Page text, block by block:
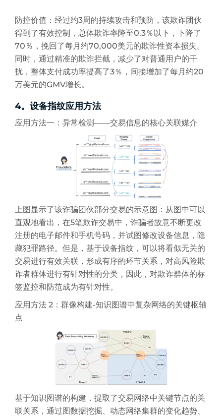
防控价值：经过约3周的持续攻击和预防，该欺诈团伙
得到了有效控制，总体欺诈率降至0.3％以下，下降了
70％，挽回了每月约70,000美元的欺诈性资本损失。
同时，通过精准的欺诈拦截，减少了对普通用户的干
扰，整体支付成功率提高了3％，间接增加了每月约20
万美元的GMV增长。
4。设备指纹应用方法
应用方法一：异常检测——交易信息的核心关联媒介
上图显示了该诈骗团伙部分交易的示意图：从图中可以
直观地看出，在5笔欺诈交易中，诈骗者故意不断更改
注册的电子邮件和手机号码，并试图修改设备信息，隐
藏犯罪路径。但是，基于设备指纹，可以将看似无关的
交易进行有效关联，形成有序的环节关系，对高风险欺
诈者群体进行有针对性的分类，因此，对欺诈群体的标
签监控和防范成为有针对性。
应用方法 2：群像构建-知识图谱中复杂网络的关键枢轴
点
基于知识图谱的构建，提取了交易网络中关键节点的关
联关系，通过图数据挖掘、动态网络集群的变化趋势、